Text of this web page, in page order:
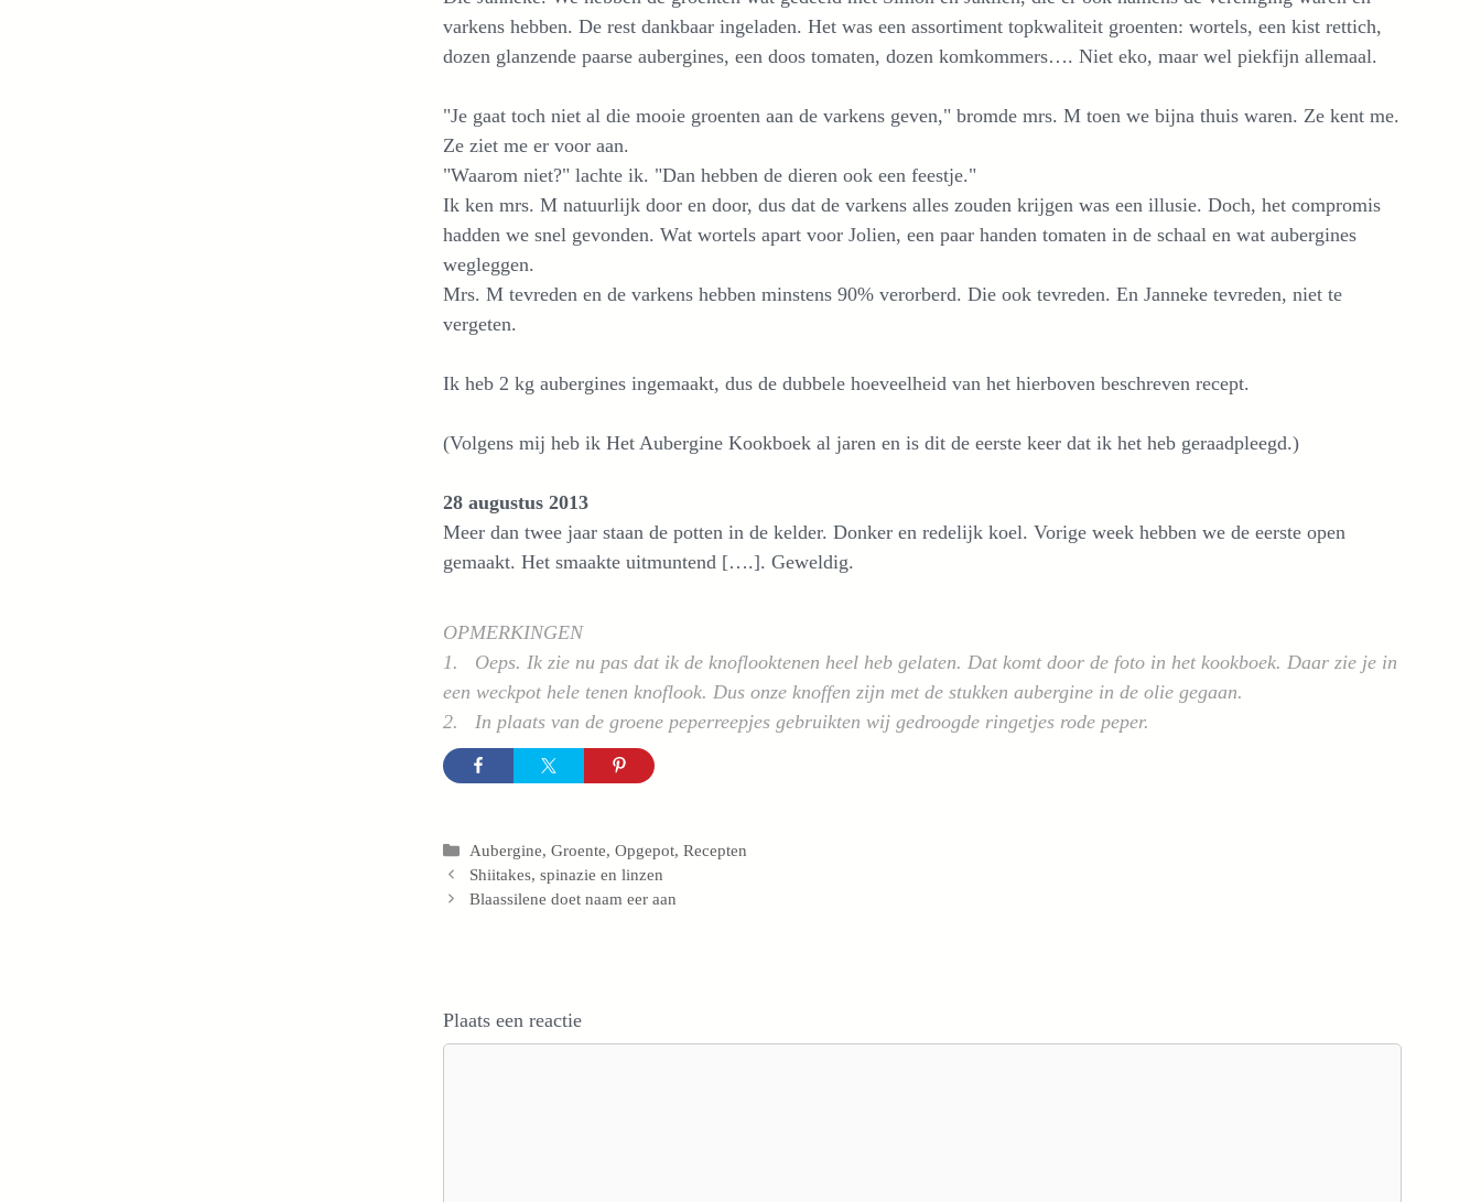
varkens hebben. De rest dankbaar ingeladen. Het was een assortiment topkwaliteit groenten: wortels, een kist rettich,
dozen glanzende paarse aubergines, een doos tomaten, dozen komkommers…. Niet eko, maar wel piekfijn allemaal.
"Je gaat toch niet al die mooie groenten aan de varkens geven," bromde mrs. M toen we bijna thuis waren. Ze kent me.
Ze ziet me er voor aan.
"Waarom niet?" lachte ik. "Dan hebben de dieren ook een feestje."
Ik ken mrs. M natuurlijk door en door, dus dat de varkens alles zouden krijgen was een illusie. Doch, het compromis
hadden we snel gevonden. Wat wortels apart voor Jolien, een paar handen tomaten in de schaal en wat aubergines
wegleggen.
Mrs. M tevreden en de varkens hebben minstens 90% verorberd. Die ook tevreden. En Janneke tevreden, niet te
vergeten.
Ik heb 2 kg aubergines ingemaakt, dus de dubbele hoeveelheid van het hierboven beschreven recept.
(Volgens mij heb ik Het Aubergine Kookboek al jaren en is dit de eerste keer dat ik het heb geraadpleegd.)
28 augustus 2013
Meer dan twee jaar staan de potten in de kelder. Donker en redelijk koel. Vorige week hebben we de eerste open
gemaakt. Het smaakte uitmuntend [….]. Geweldig.
OPMERKINGEN
1. Oeps. Ik zie nu pas dat ik de knoflooktenen heel heb gelaten. Dat komt door de foto in het kookboek. Daar zie je in
een weckpot hele tenen knoflook. Dus onze knoffen zijn met de stukken aubergine in de olie gegaan.
2. In plaats van de groene peperreepjes gebruikten wij gedroogde ringetjes rode peper.
Categorieën
Aubergine,Groente,Opgepot,Recepten
Shiitakes, spinazie en linzen
Blaassilene doet naam eer aan
Plaats een reactie